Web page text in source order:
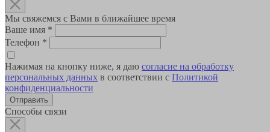
Мы свяжемся с Вами в ближайшее время
Ваше имя *
Телефон *
Нажимая на кнопку ниже, я даю согласие на обработку
персональных данных в соответствии с Политикой
конфиденциальности
Способы связи